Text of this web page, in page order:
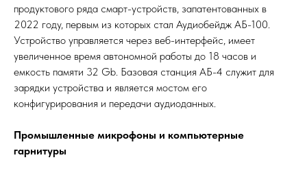
продуктового ряда смарт-устройств, запатентованных в
2022 году, первым из которых стал Аудиобейдж АБ-100.
Устройство управляется через веб-интерфейс, имеет
увеличенное время автономной работы до 18 часов и
емкость памяти 32 Gb. Базовая станция АБ-4 служит для
зарядки устройства и является мостом его
конфигурирования и передачи аудиоданных.
Промышленные микрофоны и компьютерные
гарнитуры